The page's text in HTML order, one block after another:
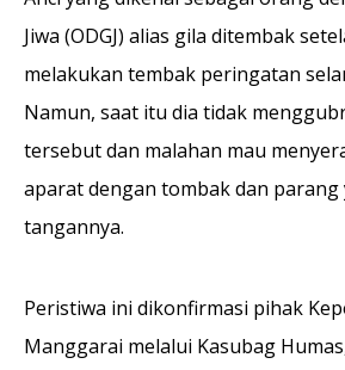
Jiwa (ODGJ) alias gila ditembak
melakukan tembak peringatan
Namun, saat itu dia tidak
tersebut dan malahan mau
aparat dengan tombak dan parang
tangannya.
Peristiwa ini dikonfirmasi pihak
Manggarai melalui Kasubag